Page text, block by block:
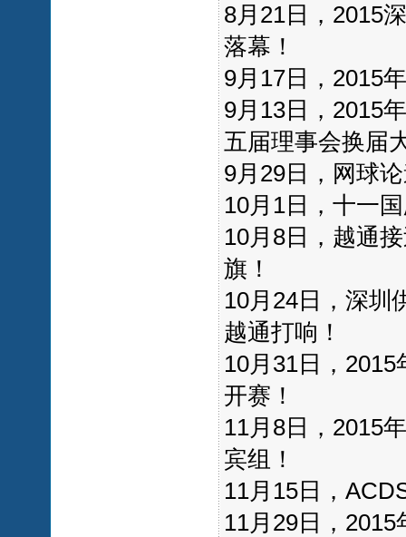
8月21日，2015
落幕！
9月17日，2015
9月13日，2015
五届理事会换届
9月29日，网球
10月1日，十一
10月8日，越通
旗！
10月24日，深圳
越通打响！
10月31日，2015
开赛！
11月8日，2015
宾组！
11月15日，
11月29日，